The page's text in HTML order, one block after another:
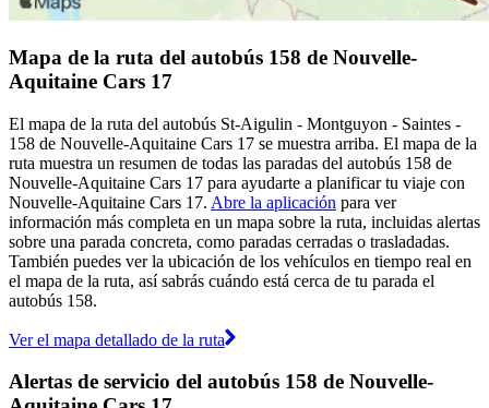
Mapa de la ruta del autobús 158 de Nouvelle-
Aquitaine Cars 17
El mapa de la ruta del autobús St-Aigulin - Montguyon - Saintes -
158 de Nouvelle-Aquitaine Cars 17 se muestra arriba. El mapa de la
ruta muestra un resumen de todas las paradas del autobús 158 de
Nouvelle-Aquitaine Cars 17 para ayudarte a planificar tu viaje con
Nouvelle-Aquitaine Cars 17. Abre la aplicación para ver
información más completa en un mapa sobre la ruta, incluidas alertas
sobre una parada concreta, como paradas cerradas o trasladadas.
También puedes ver la ubicación de los vehículos en tiempo real en
el mapa de la ruta, así sabrás cuándo está cerca de tu parada el
autobús 158.
Ver el mapa detallado de la ruta
Alertas de servicio del autobús 158 de Nouvelle-